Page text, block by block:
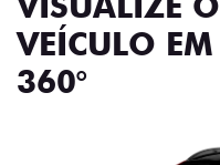
VEÍCULO EM
360°